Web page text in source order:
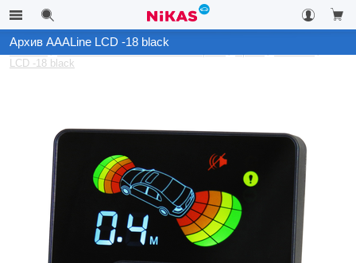
Каталог
LCD -18 black
Архив AAALine LCD -18 black